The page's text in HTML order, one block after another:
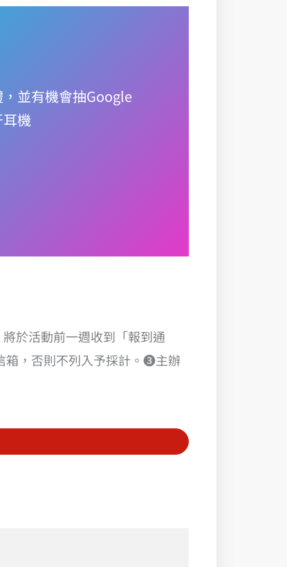
並有機會抽Google
機
於活動前一週收到「報到通
箱，否則不列入予採計。❸主辦